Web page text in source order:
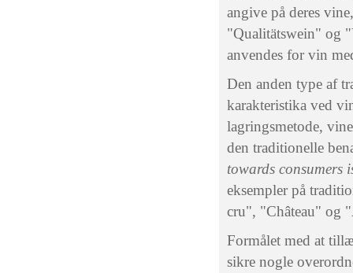
angive på deres
"Qualitätswein" og
anvendes for vin
Den anden type af
karakteristika ved
lagringsmetode,
den traditionelle
towards consumers
eksempler på
cru", "Château" og
Formålet med at
sikre nogle